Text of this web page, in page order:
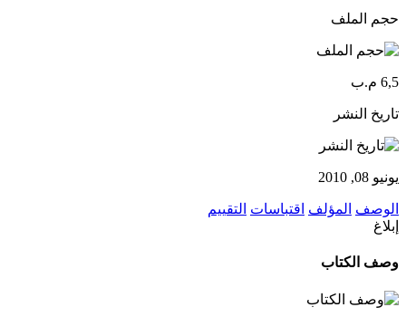
حجم الملف
6,5 م.ب
تاريخ النشر
يونيو 08, 2010
الوصف المؤلف اقتباسات التقييم
إبلاغ
وصف الكتاب